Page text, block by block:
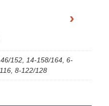
152, 14-158/164, 6-
8-122/128